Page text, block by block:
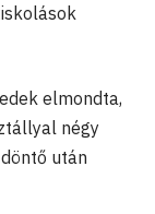
elmondta,
négy
után